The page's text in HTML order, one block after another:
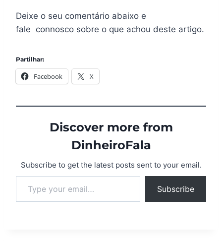
Deixe o seu comentário abaixo e
fale connosco sobre o que achou deste artigo.
Partilhar:
Facebook X
Discover more from
DinheiroFala
Subscribe to get the latest posts sent to your email.
Subscribe